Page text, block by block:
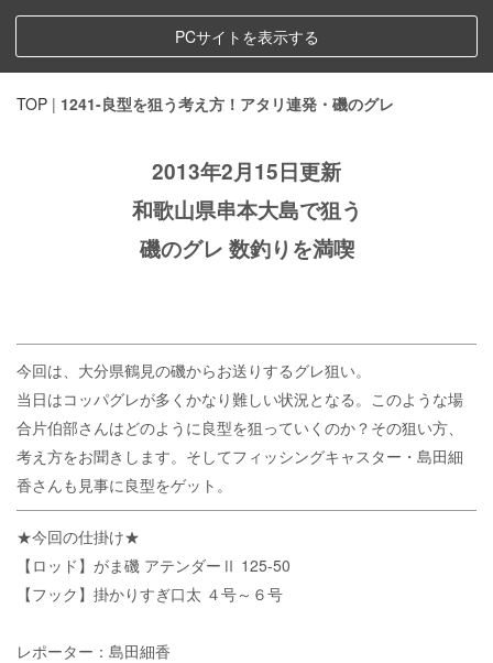
PCサイトを表示する
TOP | 1241-良型を狙う考え方！アタリ連発・磯のグレ
2013年2月15日更新
和歌山県串本大島で狙う
磯のグレ 数釣りを満喫
今回は、大分県鶴見の磯からお送りするグレ狙い。
当日はコッパグレが多くかなり難しい状況となる。このような場
合片伯部さんはどのように良型を狙っていくのか？その狙い方、
考え方をお聞きします。そしてフィッシングキャスター・島田細
香さんも見事に良型をゲット。
★今回の仕掛け★
【ロッド】がま磯 アテンダーⅡ 125-50
【フック】掛かりすぎ口太 ４号～６号
レポーター：島田細香